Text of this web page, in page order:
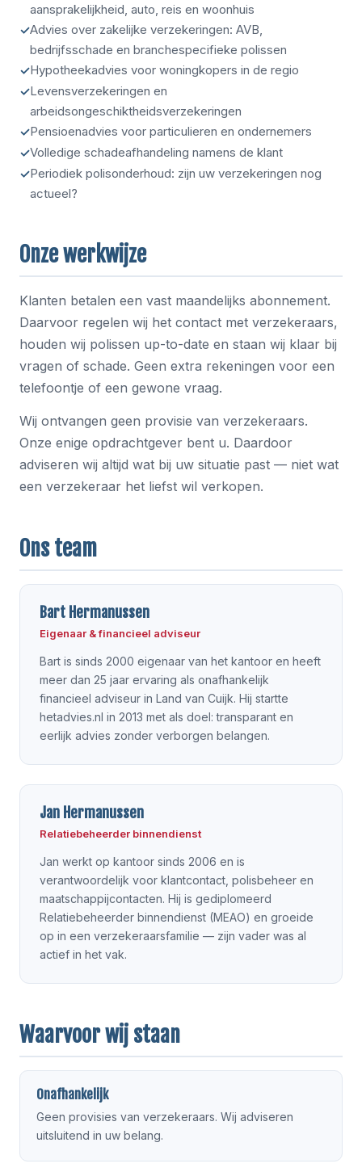
aansprakelijkheid, auto, reis en woonhuis
Advies over zakelijke verzekeringen: AVB,
bedrijfsschade en branchespecifieke polissen
Hypotheekadvies voor woningkopers in de regio
Levensverzekeringen en
arbeidsongeschiktheidsverzekeringen
Pensioenadvies voor particulieren en ondernemers
Volledige schadeafhandeling namens de klant
Periodiek polisonderhoud: zijn uw verzekeringen nog
actueel?
Onze werkwijze
Klanten betalen een vast maandelijks abonnement.
Daarvoor regelen wij het contact met verzekeraars,
houden wij polissen up-to-date en staan wij klaar bij
vragen of schade. Geen extra rekeningen voor een
telefoontje of een gewone vraag.
Wij ontvangen geen provisie van verzekeraars.
Onze enige opdrachtgever bent u. Daardoor
adviseren wij altijd wat bij uw situatie past — niet wat
een verzekeraar het liefst wil verkopen.
Ons team
Bart Hermanussen
Eigenaar & financieel adviseur
Bart is sinds 2000 eigenaar van het kantoor en heeft
meer dan 25 jaar ervaring als onafhankelijk
financieel adviseur in Land van Cuijk. Hij startte
hetadvies.nl in 2013 met als doel: transparant en
eerlijk advies zonder verborgen belangen.
Jan Hermanussen
Relatiebeheerder binnendienst
Jan werkt op kantoor sinds 2006 en is
verantwoordelijk voor klantcontact, polisbeheer en
maatschappijcontacten. Hij is gediplomeerd
Relatiebeheerder binnendienst (MEAO) en groeide
op in een verzekeraarsfamilie — zijn vader was al
actief in het vak.
Waarvoor wij staan
Onafhankelijk
Geen provisies van verzekeraars. Wij adviseren
uitsluitend in uw belang.